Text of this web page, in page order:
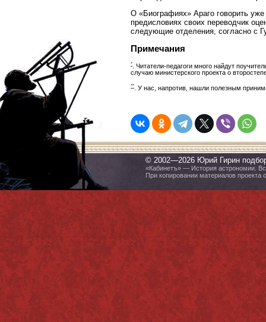
О «Биографиях» Араго говорить
предисловиях своих переводчик
следующие отделения, согласно с
Примечания
*
. Читатели-педагоги много найдут
случаю министерского проекта о
** . У нас, напротив, нашли полезным
© 2002—2026 Юрий Гирин
«Кабинетъ» — История астрономии.
При копировании материалов проекта